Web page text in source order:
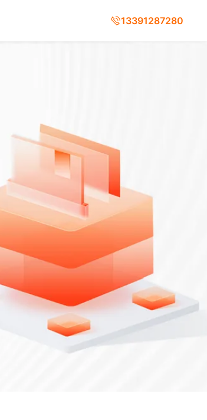
13391287280